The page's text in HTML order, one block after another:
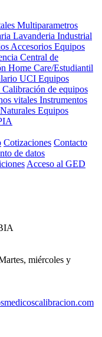
Multiparametros
Lavanderia Industrial
Accesorios Equipos
Central de
Home Care/Estudiantil
UCI Equipos
Calibración de equipos
vitales Instrumentos
Equipos
Cotizaciones Contacto
de datos
Acceso al GED
miércoles y